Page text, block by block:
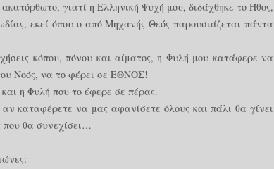
γιατί η Ελληνική Ψυχή μου, διδάχθηκε το Ήθος,
εκεί όπου ο από Μηχανής Θεός παρουσιάζεται πάντα
κόπου, πόνου και αίματος, η Φυλή μου κατάφερε να
Νοός, να το φέρει σε ΕΘΝΟΣ!
η Φυλή που το έφερε σε πέρας.
καταφέρετε να μας αφανίσετε όλους και πάλι θα γίνει
θα συνεχίσει…